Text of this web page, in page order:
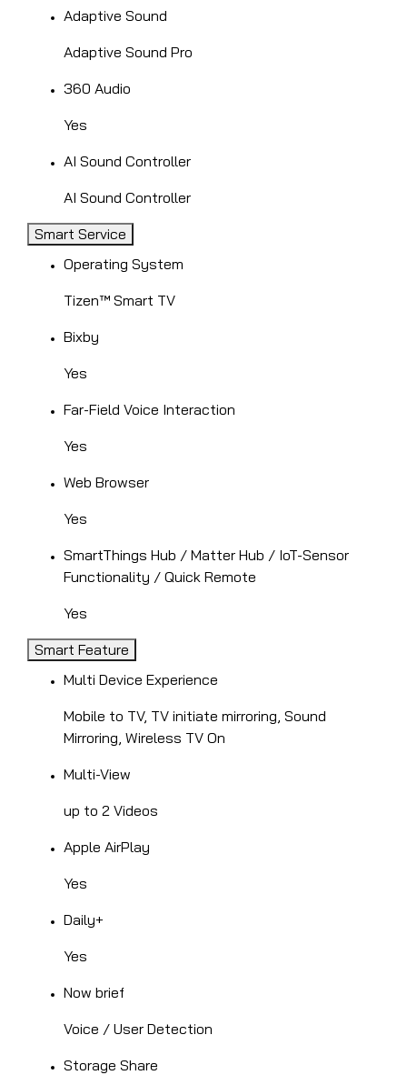
Adaptive Sound
Adaptive Sound Pro
360 Audio
Yes
AI Sound Controller
AI Sound Controller
Smart Service
Operating System
Tizen™ Smart TV
Bixby
Yes
Far-Field Voice Interaction
Yes
Web Browser
Yes
SmartThings Hub / Matter Hub / IoT-Sensor
Functionality / Quick Remote
Yes
Smart Feature
Multi Device Experience
Mobile to TV, TV initiate mirroring, Sound
Mirroring, Wireless TV On
Multi-View
up to 2 Videos
Apple AirPlay
Yes
Daily+
Yes
Now brief
Voice / User Detection
Storage Share